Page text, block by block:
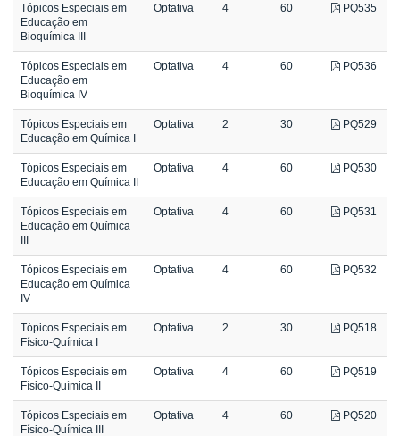
Tópicos Especiais em
Educação em
Bioquímica III
Optativa 4 60 PQ535
Tópicos Especiais em
Educação em
Bioquímica IV
Optativa 4 60 PQ536
Tópicos Especiais em
Educação em Química I
Optativa 2 30 PQ529
Tópicos Especiais em
Educação em Química II
Optativa 4 60 PQ530
Tópicos Especiais em
Educação em Química
III
Optativa 4 60 PQ531
Tópicos Especiais em
Educação em Química
IV
Optativa 4 60 PQ532
Tópicos Especiais em
Físico-Química I
Optativa 2 30 PQ518
Tópicos Especiais em
Físico-Química II
Optativa 4 60 PQ519
Tópicos Especiais em
Físico-Química III
Optativa 4 60 PQ520